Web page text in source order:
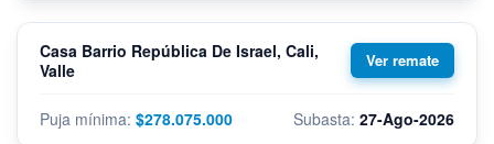
$278.075.000
Casa Barrio República De Israel, Cali,
Valle
27-Ago-2026